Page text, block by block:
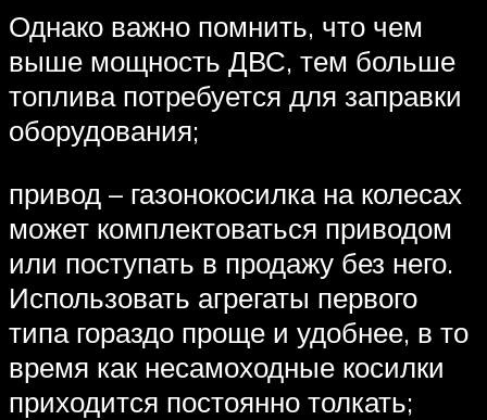
Однако важно помнить, что чем
выше мощность ДВС, тем больше
топлива потребуется для заправки
оборудования;
привод – газонокосилка на колесах
может комплектоваться приводом
или поступать в продажу без него.
Использовать агрегаты первого
типа гораздо проще и удобнее, в то
время как несамоходные косилки
приходится постоянно толкать;